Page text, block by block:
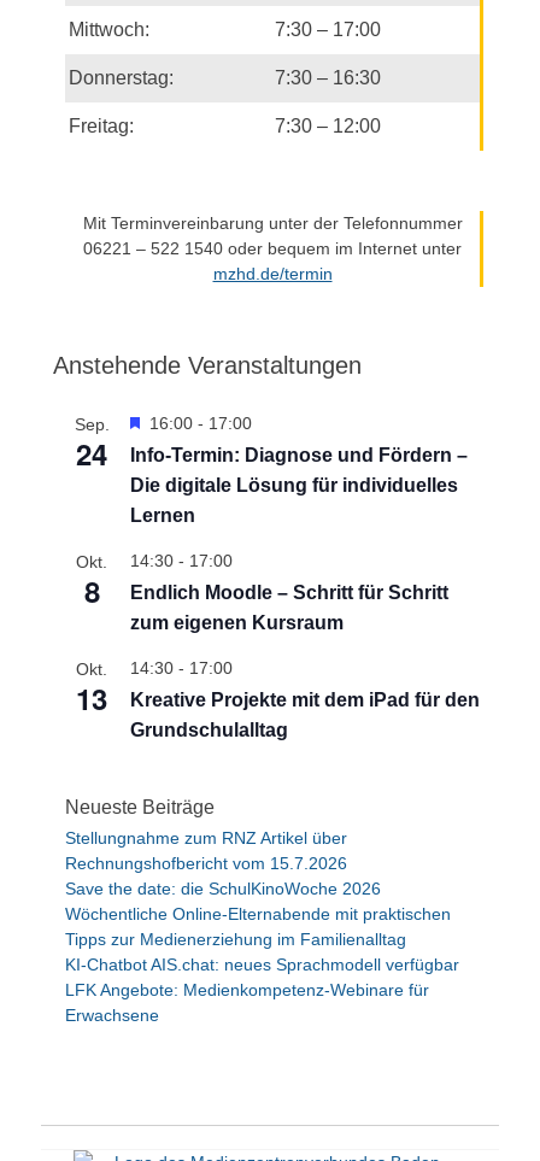
Mittwoch: 7:30 – 17:00
Donnerstag: 7:30 – 16:30
Freitag: 7:30 – 12:00
Mit Terminvereinbarung unter der Telefonnummer
06221 – 522 1540 oder bequem im Internet unter
mzhd.de/termin
Anstehende Veranstaltungen
Sep.
24
H
e
r
v
o
g
h
o
e
n
16:00 - 17:00
Info-Termin: Diagnose und Fördern –
Die digitale Lösung für individuelles
Lernen
Okt.
8
14:30 - 17:00
Endlich Moodle – Schritt für Schritt
zum eigenen Kursraum
Okt.
13
14:30 - 17:00
Kreative Projekte mit dem iPad für den
Grundschulalltag
Neueste Beiträge
Stellungnahme zum RNZ Artikel über
Rechnungshofbericht vom 15.7.2026
Save the date: die SchulKinoWoche 2026
Wöchentliche Online-Elternabende mit praktischen
Tipps zur Medienerziehung im Familienalltag
KI-Chatbot AIS.chat: neues Sprachmodell verfügbar
LFK Angebote: Medienkompetenz-Webinare für
Erwachsene